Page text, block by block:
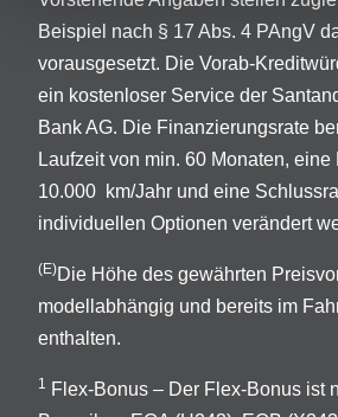
Beispiel nach § 17 Abs. 4 PAngV
vorausgesetzt. Die Vorab-
ein kostenloser Service der
Bank AG. Die Finanzierungsrate
Laufzeit von min. 60 Monaten,
10.000 km/Jahr und eine
individuellen Optionen verändert
(E)Die Höhe des gewährten
modellabhängig und bereits im
enthalten.
1 Flex-Bonus – Der Flex-Bonus ist